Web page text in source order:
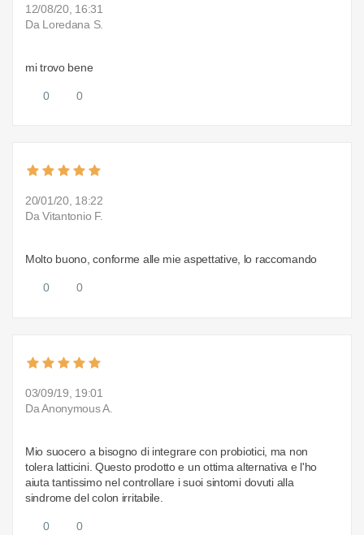
12/08/20, 16:31
Da Loredana S.
mi trovo bene
0 0
20/01/20, 18:22
Da Vitantonio F.
Molto buono, conforme alle mie aspettative, lo raccomando
0 0
03/09/19, 19:01
Da Anonymous A.
Mio suocero a bisogno di integrare con probiotici, ma non
tolera latticini. Questo prodotto e un ottima alternativa e l'ho
aiuta tantissimo nel controllare i suoi sintomi dovuti alla
sindrome del colon irritabile.
0 0